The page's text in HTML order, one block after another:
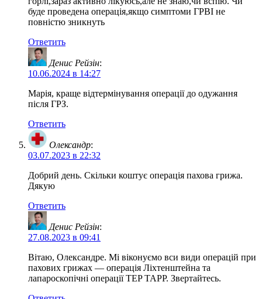
буде проведена операція,якщо симптоми ГРВІ не
повністю зникнуть
Ответить
Денис Рейзін:
10.06.2024 в 14:27
Марія, краще відтермінування операції до одужання
після ГРЗ.
Ответить
Олександр:
03.07.2023 в 22:32
Добрий день. Скільки коштує операція пахова грижа.
Дякую
Ответить
Денис Рейзін:
27.08.2023 в 09:41
Вітаю, Олександре. Мі віконуємо вси види операцій при
пахових грижах — операція Ліхтенштейна та
лапароскопічні операції TEP TAPP. Звертайтесь.